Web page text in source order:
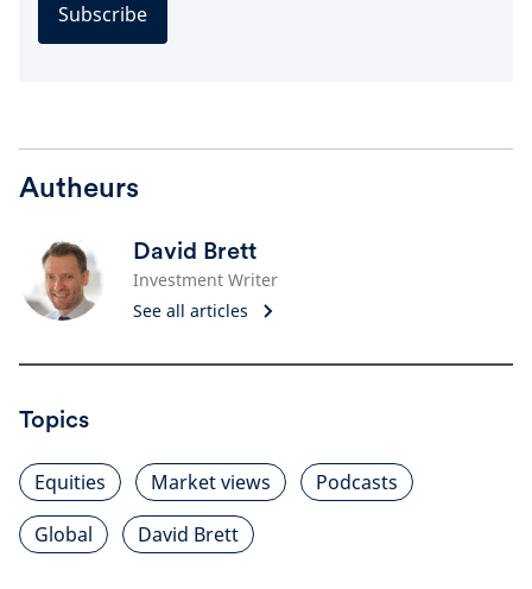
Subscribe
Autheurs
David Brett
Investment Writer
See all articles
Topics
Equities Market views
Podcasts
Global
David Brett